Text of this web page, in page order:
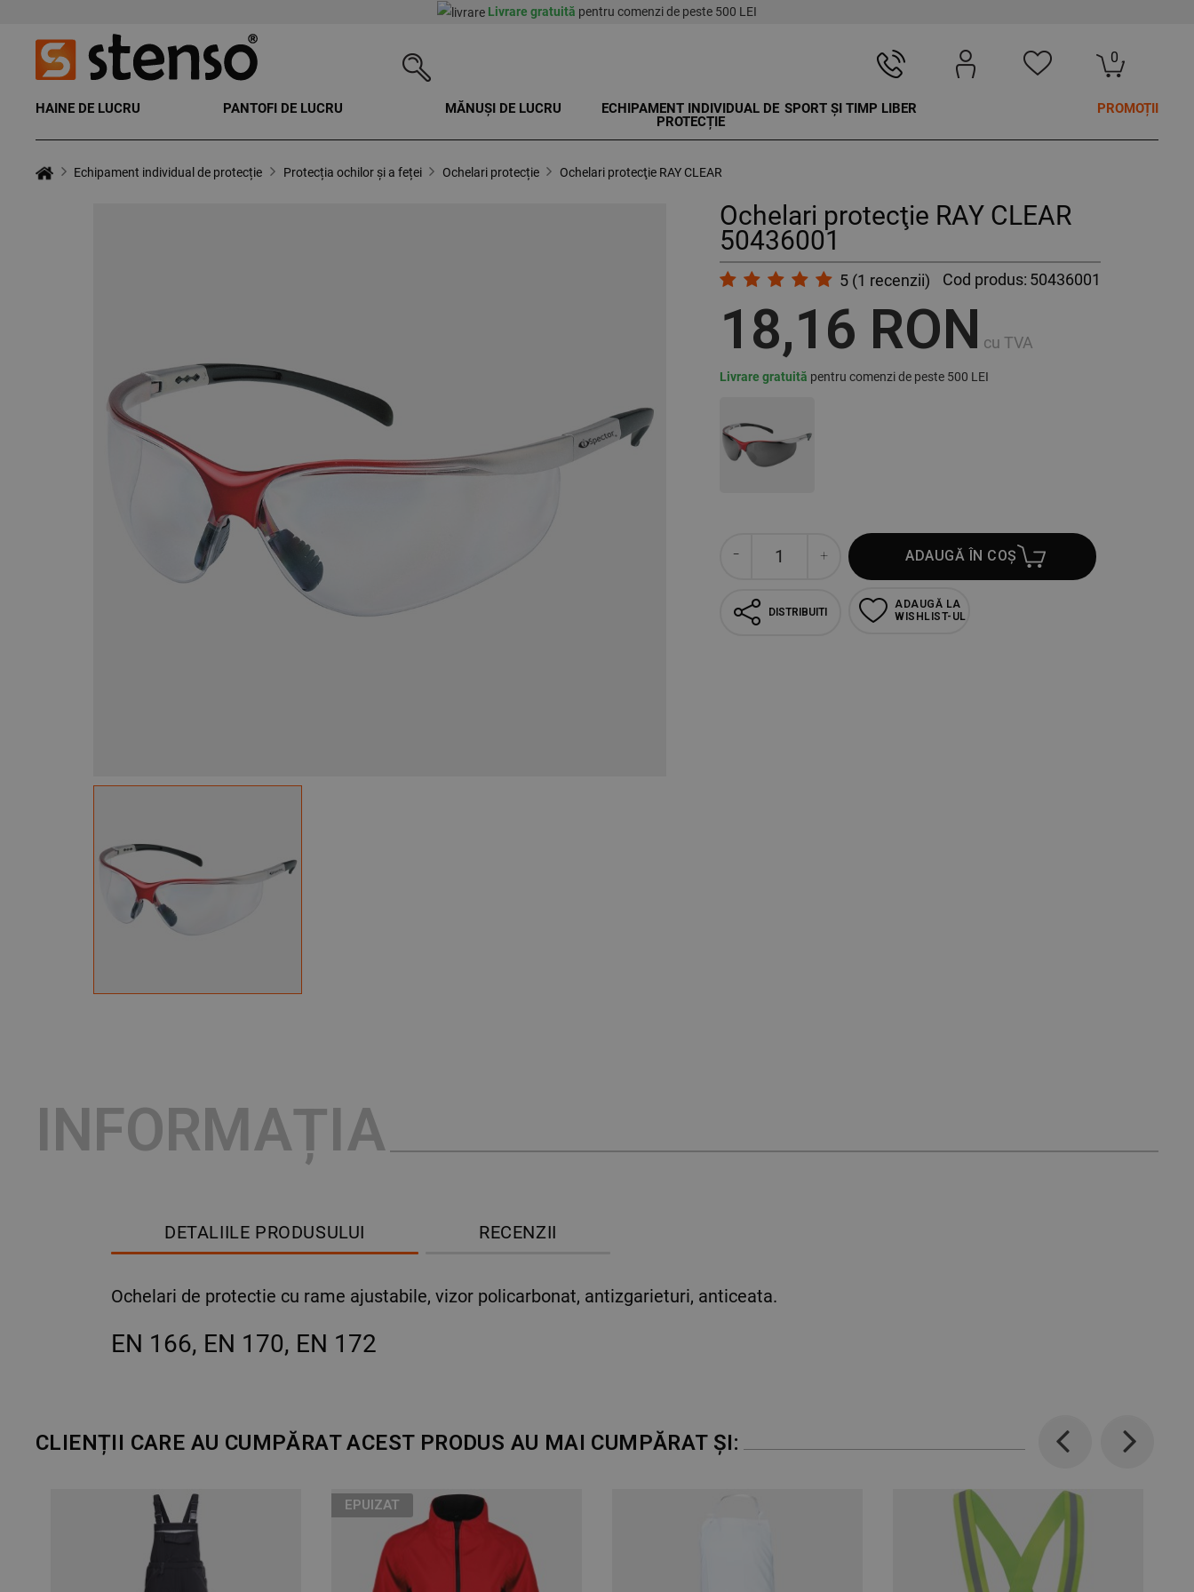
Livrare gratuită pentru comenzi de peste 500 LEI
0
HAINE DE LUCRU PANTOFI DE LUCRU MĂNUȘI DE LUCRU
ECHIPAMENT INDIVIDUAL DE
PROTECȚIE
SPORT ȘI TIMP LIBER PROMOȚII
Echipament individual de protecție Protecția ochilor și a feței Ochelari protecție Ochelari protecţie RAY CLEAR
Ochelari protecţie RAY CLEAR
50436001
5 (1 recenzii) Cod produs: 50436001
18,16 RON cu TVA
Livrare gratuită pentru comenzi de peste 500 LEI
ADAUGĂ ÎN COȘ
DISTRIBUITI
ADAUGĂ LA
WISHLIST-UL
INFORMAȚIA
DETALIILE PRODUSULUI RECENZII
Ochelari de protectie cu rame ajustabile, vizor policarbonat, antizgarieturi, anticeata.
EN 166, EN 170, EN 172
CLIENȚII CARE AU CUMPĂRAT ACEST PRODUS AU MAI CUMPĂRAT ȘI:
Previous Next